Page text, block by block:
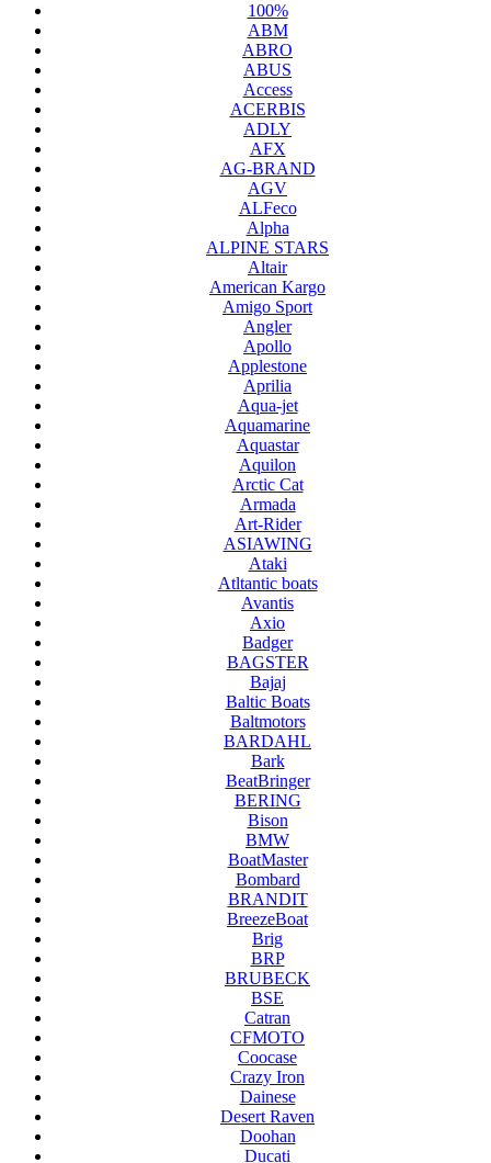
100%
ABM
ABRO
ABUS
Access
ACERBIS
ADLY
AFX
AG-BRAND
AGV
ALFeco
Alpha
ALPINE STARS
Altair
American Kargo
Amigo Sport
Angler
Apollo
Applestone
Aprilia
Aqua-jet
Aquamarine
Aquastar
Aquilon
Arctic Cat
Armada
Art-Rider
ASIAWING
Ataki
Atltantic boats
Avantis
Axio
Badger
BAGSTER
Bajaj
Baltic Boats
Baltmotors
BARDAHL
Bark
BeatBringer
BERING
Bison
BMW
BoatMaster
Bombard
BRANDIT
BreezeBoat
Brig
BRP
BRUBECK
BSE
Catran
CFMOTO
Coocase
Crazy Iron
Dainese
Desert Raven
Doohan
Ducati